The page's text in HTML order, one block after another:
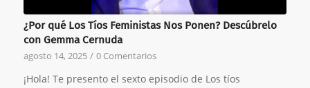
¿Por qué Los Tíos Feministas Nos Ponen? Descúbrelo
con Gemma Cernuda
agosto 14, 2025 / 0 Comentarios
¡Hola! Te presento el sexto episodio de Los tíos